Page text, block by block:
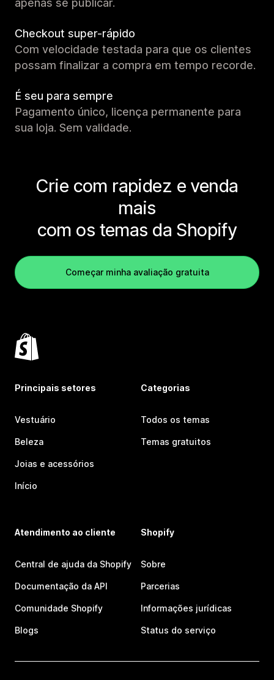
apenas se publicar.
Checkout super-rápido
Com velocidade testada para que os clientes
possam finalizar a compra em tempo recorde.
É seu para sempre
Pagamento único, licença permanente para
sua loja. Sem validade.
Crie com rapidez e venda
mais
com os temas da Shopify
Começar minha avaliação gratuita
Principais setores
Vestuário
Beleza
Joias e acessórios
Início
Categorias
Todos os temas
Temas gratuitos
Atendimento ao cliente
Central de ajuda da Shopify
Documentação da API
Comunidade Shopify
Blogs
Shopify
Sobre
Parcerias
Informações jurídicas
Status do serviço